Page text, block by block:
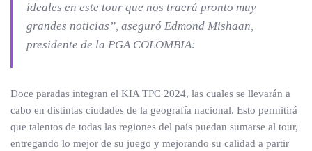
ideales en este tour que nos traerá pronto muy
grandes noticias”, aseguró Edmond Mishaan,
presidente de la PGA COLOMBIA:
Doce paradas integran el KIA TPC 2024, las cuales se llevarán a
cabo en distintas ciudades de la geografía nacional. Esto permitirá
que talentos de todas las regiones del país puedan sumarse al tour,
entregando lo mejor de su juego y mejorando su calidad a partir